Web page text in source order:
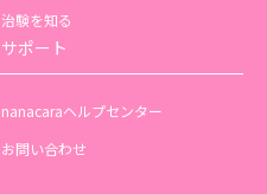
治験を知る
サポート
nanacaraヘルプセンター
お問い合わせ